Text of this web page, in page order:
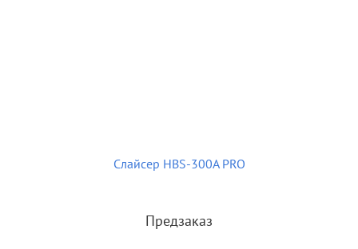
Слайсер HBS-300A PRO
Предзаказ